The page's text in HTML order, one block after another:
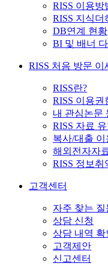
RISS 이용방
RISS 지식더
DB연계 현황
BI 및 배너
RISS 처음 방문 이
RISS란?
RISS 이용권
내 관심논문
RISS 자료
복사/대출 이
해외전자자
RISS 정보
고객센터
자주 찾는 질
상담 신청
상담 내역 확
고객제안
신고센터